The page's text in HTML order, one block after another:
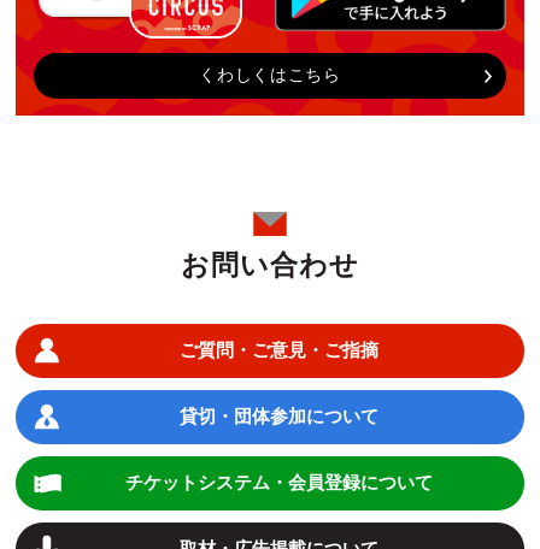
くわしくはこちら
お問い合わせ
ご質問・ご意見・ご指摘
貸切・団体参加について
チケットシステム・会員登録について